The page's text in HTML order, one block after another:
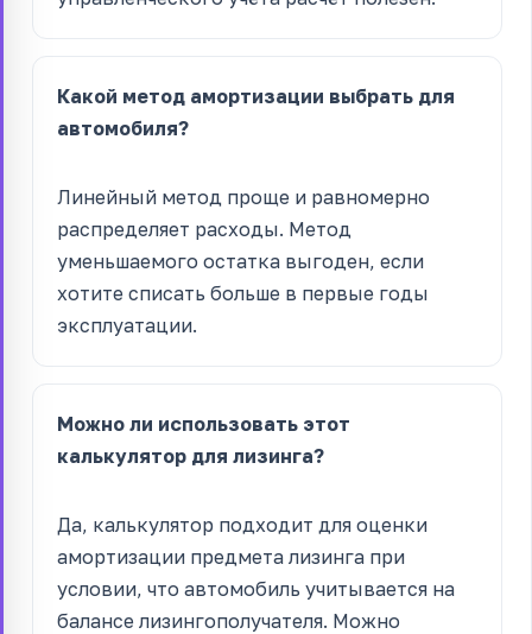
Какой метод амортизации выбрать для
автомобиля?
Линейный метод проще и равномерно
распределяет расходы. Метод
уменьшаемого остатка выгоден, если
хотите списать больше в первые годы
эксплуатации.
Можно ли использовать этот
калькулятор для лизинга?
Да, калькулятор подходит для оценки
амортизации предмета лизинга при
условии, что автомобиль учитывается на
балансе лизингополучателя. Можно